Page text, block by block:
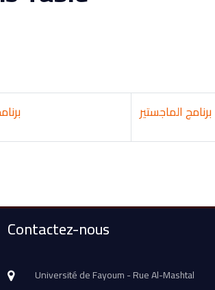
برنامج الماجستير
Contactez-nous
Université de Fayoum - Rue Al-Mashtal